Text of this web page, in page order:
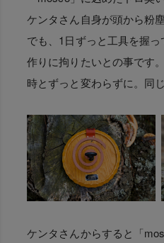
ケンタさん自身が頭から粉
でも、1日ずっと工具を握
作りに拘りたいとの事です
時とずっと変わらずに。同じ
ケンタさんからすると「